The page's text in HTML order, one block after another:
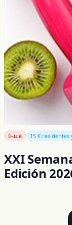
Інше 15 € residentes
XXI
Edición